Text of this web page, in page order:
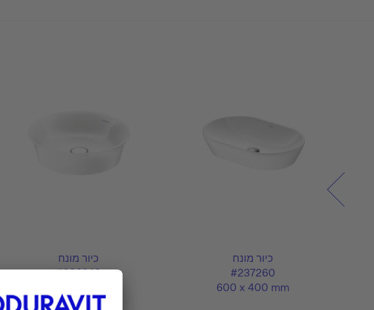
כיור מונח
#237260
600 x 400 mm
כיור מונח
#236243